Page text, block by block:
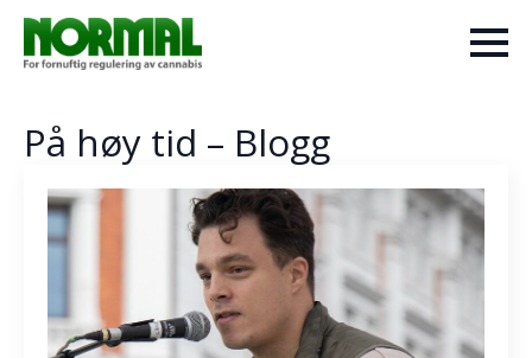
På høy tid – Blogg